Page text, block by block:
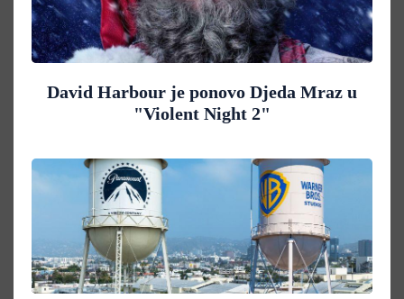
David Harbour je ponovo Djeda Mraz u
"Violent Night 2"